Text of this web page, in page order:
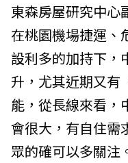
東森房屋研究中心
在桃園機場捷運、
設利多的加持下，
升，尤其近期又有
能，從長線來看，
會很大，有自住需
眾的確可以多關注